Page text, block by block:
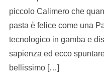
piccolo Calimero che
pasta è felice come una
tecnologico in gamba e
sapienza ed ecco
bellissimo […]